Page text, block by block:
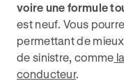
voire une formule
est neuf. Vous
permettant de
de sinistre, comme
conducteur.